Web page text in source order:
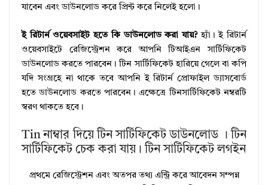
যাবেন এবং ডাউনলোড করে প্রিন্ট করে নিলেই হলো।
ই রিটার্ন ওয়েবসাইট হতে কি ডাউনলোড করা যায়?হ্যাঁ। ই রিটার্ন
ওয়েবসাইটে রেজিস্ট্রেশন করে আপনি টিআইএন সার্টিফিকেট
ডাউনলোড করতে পারবেন। টিন সার্টিফিকেট হারিয়ে গেলে বা কপি
যদি সংগ্রহে না থাকে তবে আপনি ই রিটার্ন প্রোফাইল ড্যাসবোর্ড
হতে ডাউনলোড করতে পারবেন। এক্ষেত্রে টিনসার্টিফিকেট নম্বরটি
স্বরণ থাকতে হবে।
Tin নাম্বার দিয়ে টিন সার্টিফিকেট ডাউনলোড । টিন
সার্টিফিকেট চেক করা যায়। টিন সার্টিফিকেট লগইন
প্রথমে রেজিস্ট্রেশন এবং অতপর তথ্য এন্ট্রি করে আবেদন সম্পন্ন